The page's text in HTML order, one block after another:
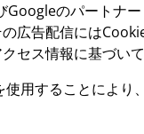
Googleのパートナ
広告配信には
セス情報に基づい
使用することにより